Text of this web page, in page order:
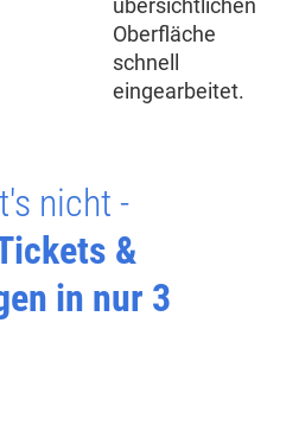
Oberfläche
schnell
eingearbeitet.
nicht -
&
in nur 3